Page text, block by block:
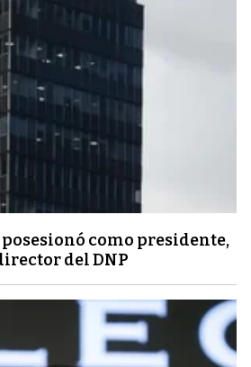
como presidente,
del DNP